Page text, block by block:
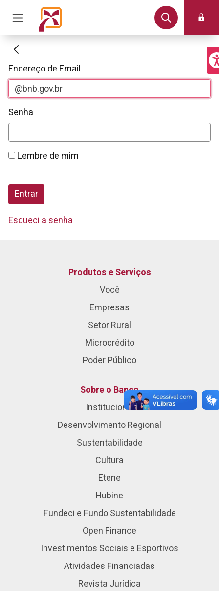
Autenticação
Endereço de Email
Senha
Lembre de mim
Entrar
Esqueci a senha
Produtos e Serviços
Você
Empresas
Setor Rural
Microcrédito
Poder Público
Sobre o Banco
Institucional
Desenvolvimento Regional
Sustentabilidade
Cultura
Etene
Hubine
Fundeci e Fundo Sustentabilidade
Open Finance
Investimentos Sociais e Esportivos
Atividades Financiadas
Revista Jurídica